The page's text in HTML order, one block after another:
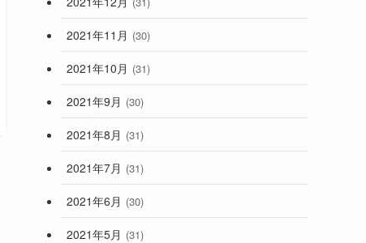
2021年11月 (30)
2021年10月 (31)
2021年9月 (30)
2021年8月 (31)
2021年7月 (31)
2021年6月 (30)
2021年5月 (31)